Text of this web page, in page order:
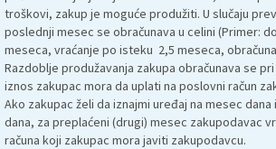
troškovi, zakup je moguće produžiti. U slučaju
poslednji mesec se obračunava u celini (Primer:
meseca, vraćanje po isteku 2,5 meseca,
Razdoblje produžavanja zakupa obračunava se
iznos zakupac mora da uplati na poslovni račun
Ako zakupac želi da iznajmi uređaj na mesec
dana, za preplaćeni (drugi) mesec zakupodavac
računa koji zakupac mora javiti zakupodavcu.